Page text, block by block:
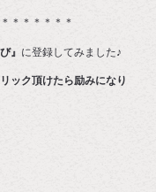
＊＊＊＊＊＊
』 に登録してみました♪
ック頂けたら励みになり